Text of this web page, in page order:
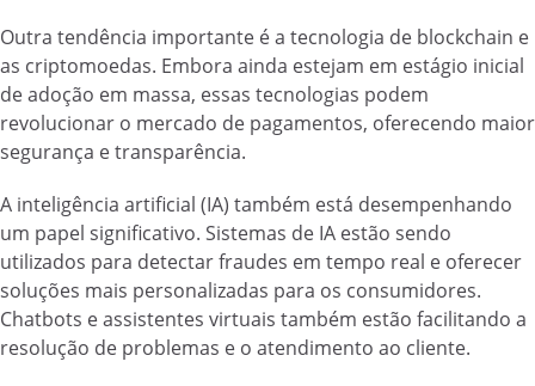
Outra tendência importante é a tecnologia de blockchain e
as criptomoedas. Embora ainda estejam em estágio inicial
de adoção em massa, essas tecnologias podem
revolucionar o mercado de pagamentos, oferecendo maior
segurança e transparência.
A inteligência artificial (IA) também está desempenhando
um papel significativo. Sistemas de IA estão sendo
utilizados para detectar fraudes em tempo real e oferecer
soluções mais personalizadas para os consumidores.
Chatbots e assistentes virtuais também estão facilitando a
resolução de problemas e o atendimento ao cliente.